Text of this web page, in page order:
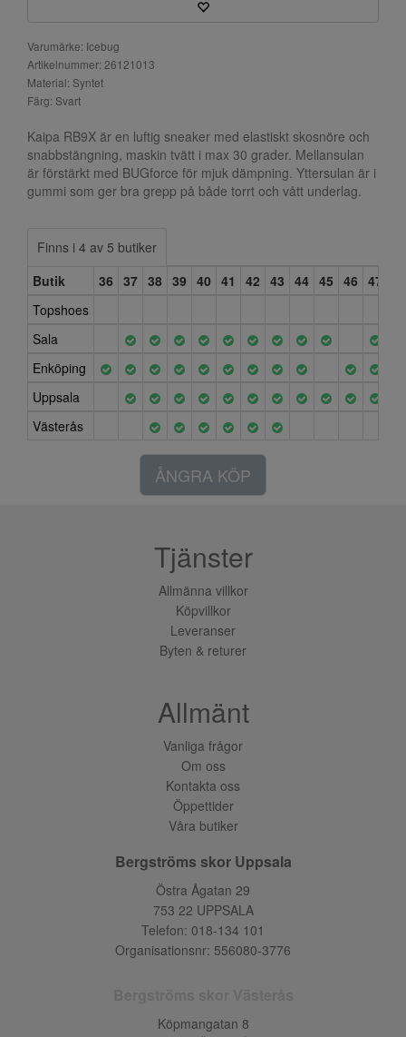
Varumärke: Icebug
Artikelnummer: 26121013
Material: Syntet
Färg: Svart
Kaipa RB9X är en luftig sneaker med elastiskt skosnöre och
snabbstängning, maskin tvätt i max 30 grader. Mellansulan
är förstärkt med BUGforce för mjuk dämpning. Yttersulan är i
gummi som ger bra grepp på både torrt och vått underlag.
Finns i 4 av 5 butiker
Butik
36 37 38 39 40 41 42 43 44 45 46 47
Topshoes
Sala
Enköping
Uppsala
Västerås
ÅNGRA KÖP
Tjänster
Allmänna villkor
Köpvillkor
Leveranser
Byten & returer
Allmänt
Vanliga frågor
Om oss
Kontakta oss
Öppettider
Våra butiker
Bergströms skor Uppsala
Östra Ågatan 29
753 22 UPPSALA
Telefon: 018-134 101
Organisationsnr: 556080-3776
Köpmangatan 8